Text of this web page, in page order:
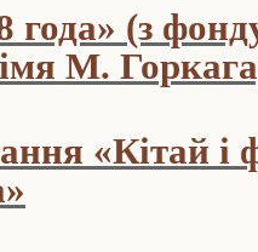
года» (з
імя М.
«Кітай і